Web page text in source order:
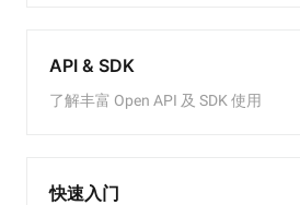
API & SDK
了解丰富 Open API 及 SDK 使用
快速入门